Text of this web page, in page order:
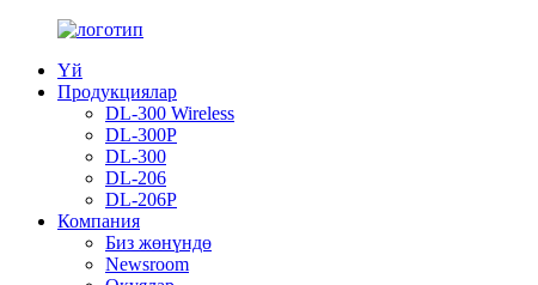
Үй
Продукциялар
DL-300 Wireless
DL-300P
DL-300
DL-206
DL-206P
Компания
Биз жөнүндө
Newsroom